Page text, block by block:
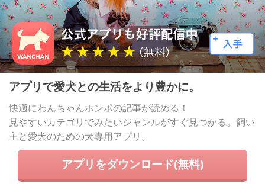
アプリで愛犬との生活をより豊かに。
快適にわんちゃんホンポの記事が読める！
見やすいカテゴリでみたいジャンルがすぐ見つかる。飼い
主と愛犬のための犬専用アプリ。
アプリをダウンロード(無料)